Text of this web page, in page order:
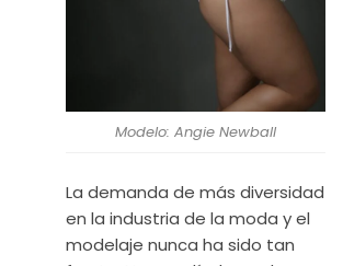
Modelo: Angie Newball
La demanda de más diversidad
en la industria de la moda y el
modelaje nunca ha sido tan